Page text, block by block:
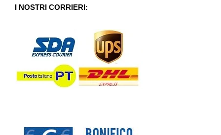
5I NOSTRI CORRIERI: